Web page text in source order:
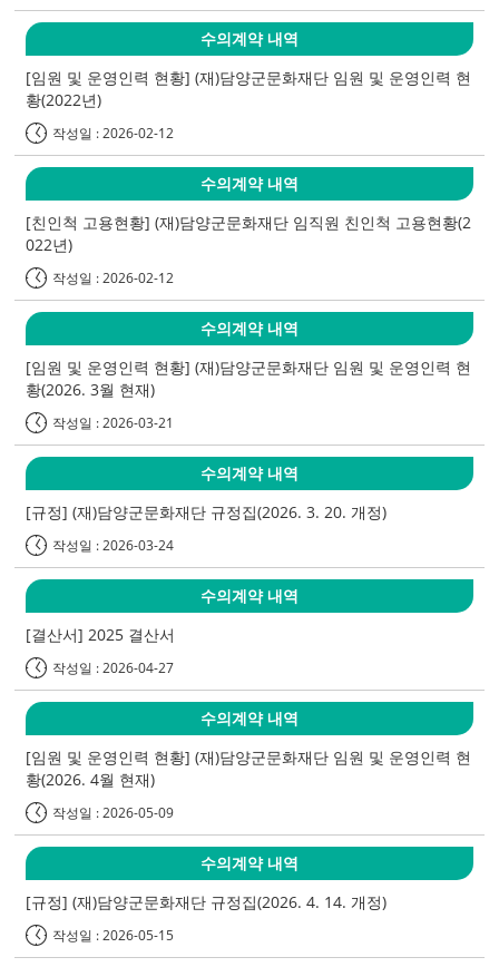
수의계약 내역
[임원 및 운영인력 현황] (재)담양군문화재단 임원 및 운영인력 현
황(2022년)
작성일 : 2026-02-12
수의계약 내역
[친인척 고용현황] (재)담양군문화재단 임직원 친인척 고용현황(2
022년)
작성일 : 2026-02-12
수의계약 내역
[임원 및 운영인력 현황] (재)담양군문화재단 임원 및 운영인력 현
황(2026. 3월 현재)
작성일 : 2026-03-21
수의계약 내역
[규정] (재)담양군문화재단 규정집(2026. 3. 20. 개정)
작성일 : 2026-03-24
수의계약 내역
[결산서] 2025 결산서
작성일 : 2026-04-27
수의계약 내역
[임원 및 운영인력 현황] (재)담양군문화재단 임원 및 운영인력 현
황(2026. 4월 현재)
작성일 : 2026-05-09
수의계약 내역
[규정] (재)담양군문화재단 규정집(2026. 4. 14. 개정)
작성일 : 2026-05-15